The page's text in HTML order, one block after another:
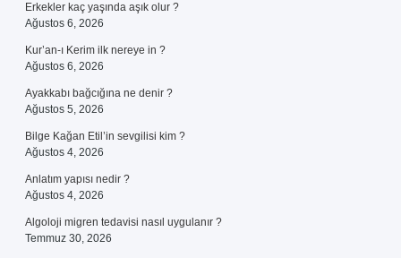
Erkekler kaç yaşında aşık olur ?
Ağustos 6, 2026
Kur’an-ı Kerim ilk nereye in ?
Ağustos 6, 2026
Ayakkabı bağcığına ne denir ?
Ağustos 5, 2026
Bilge Kağan Etil’in sevgilisi kim ?
Ağustos 4, 2026
Anlatım yapısı nedir ?
Ağustos 4, 2026
Algoloji migren tedavisi nasıl uygulanır ?
Temmuz 30, 2026